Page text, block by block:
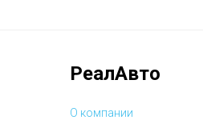
РеалАвто
О компании